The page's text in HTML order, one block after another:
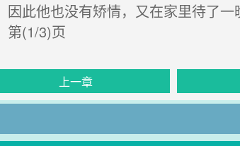
因此他也没有矫情，又在家里待了一
第(1/3)页
上一章